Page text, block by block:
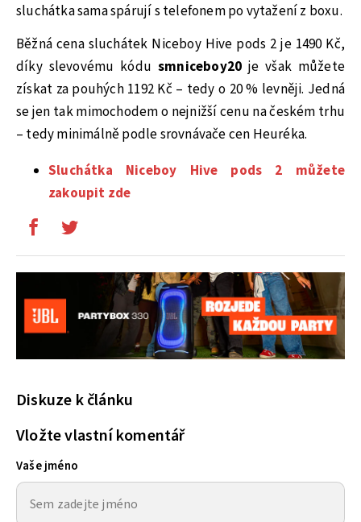
sluchátka sama spárují s telefonem po vytažení z boxu.
Běžná cena sluchátek Niceboy Hive pods 2 je 1490 Kč,
díky slevovému kódu smniceboy20 je však můžete
získat za pouhých 1192 Kč – tedy o 20 % levněji. Jedná
se jen tak mimochodem o nejnižší cenu na českém trhu
– tedy minimálně podle srovnávače cen Heuréka.
Sluchátka Niceboy Hive pods 2 můžete
zakoupit zde
Diskuze k článku
Vložte vlastní komentář
Vaše jméno